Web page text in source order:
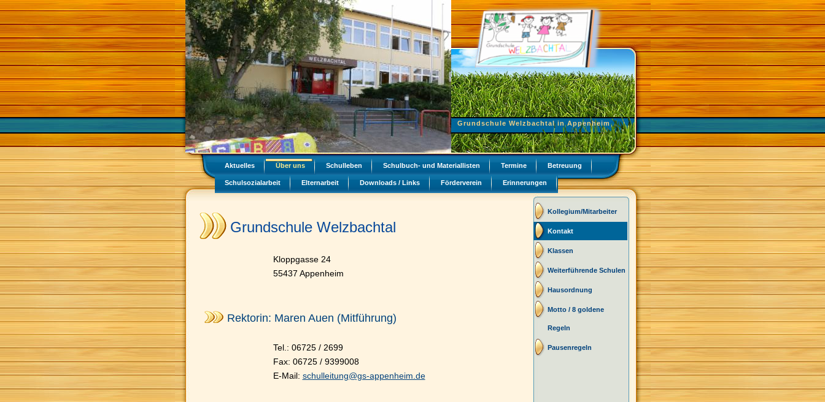
Grundschule Welzbachtal in Appenheim
Aktuelles Über uns Schulleben Schulbuch- und Materiallisten Termine Betreuung
Schulsozialarbeit Elternarbeit Downloads / Links Förderverein Erinnerungen
Kollegium/Mitarbeiter
Kontakt
Klassen
Weiterführende Schulen
Hausordnung
Motto / 8 goldene
Regeln
Pausenregeln
Grundschule Welzbachtal
Kloppgasse 24
55437 Appenheim
Rektorin: Maren Auen (Mitführung)
Tel.: 06725 / 2699
Fax: 06725 / 9399008
E-Mail: schulleitung@gs-appenheim.de